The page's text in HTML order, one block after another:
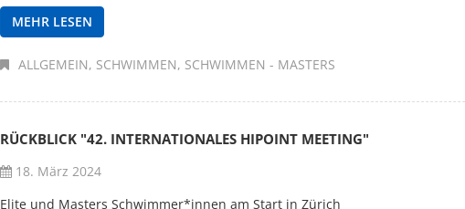
MEHR LESEN
ALLGEMEIN SCHWIMMEN SCHWIMMEN - MASTERS
RÜCKBLICK "42. INTERNATIONALES HIPOINT MEETING"
18. März 2024
Elite und Masters Schwimmer*innen am Start in Zürich